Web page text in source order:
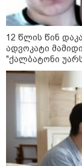
12 წლის წინ
ადვოკატი
"ქალბატონი
წლობით